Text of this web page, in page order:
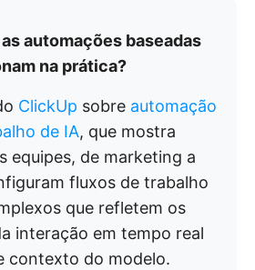
automações baseadas
na prática?
ClickUp sobre automação
de IA, que mostra
equipes, de marketing a
fluxos de trabalho
que refletem os
interação em tempo real
contexto do modelo.